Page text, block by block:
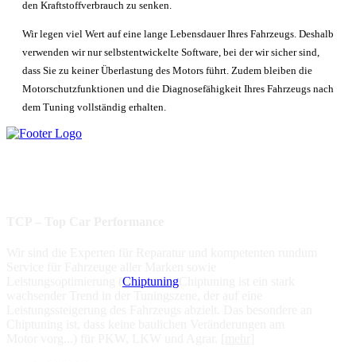
den Kraftstoffverbrauch zu senken.
Wir legen viel Wert auf eine lange Lebensdauer Ihres Fahrzeugs. Deshalb
verwenden wir nur selbstentwickelte Software, bei der wir sicher sind,
dass Sie zu keiner Überlastung des Motors führt. Zudem bleiben die
Motorschutzfunktionen und die Diagnosefähigkeit Ihres Fahrzeugs nach
dem Tuning vollständig erhalten.
Chiptuning